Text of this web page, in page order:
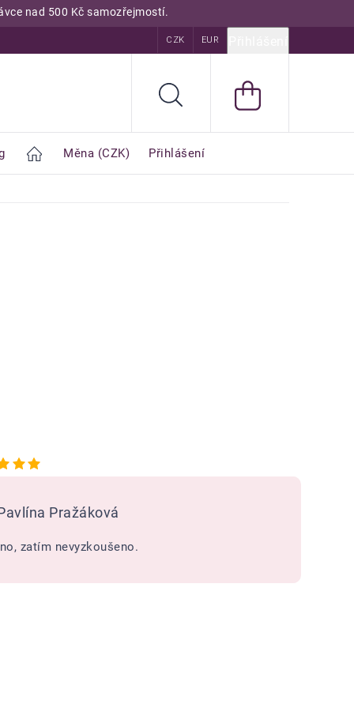
nad 500 Kč samozřejmostí.
Encyklopedie
CZK EUR
Hledat
Home Měna (CZK) Přihlášení
Pražáková
Hodnocení obchodu je 5 z 5 hvězdiček.
zatím nevyzkoušeno.